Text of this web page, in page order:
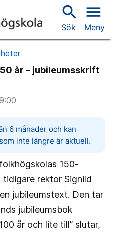
search
Sök
menu
Meny
år – jubileumsskrift
6 månader och kan
inte längre är aktuell.
150-
tidigare rektor Signild
jubileumstext. Den tar
jubileumsbok
år och lite till” slutar,